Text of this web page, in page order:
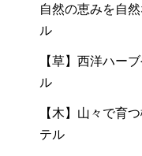
自然の恵みを自
ル
【草】西洋ハー
ル
【木】山々で育
テル